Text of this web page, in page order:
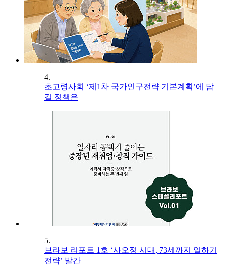
4.
초고령사회 ‘제1차 국가인구전략 기본계획’에 담
길 정책은
5.
브라보 리포트 1호 ‘사오정 시대, 73세까지 일하기
전략’ 발간